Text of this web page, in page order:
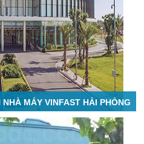
MÁY VINFAST HẢI PHÒNG